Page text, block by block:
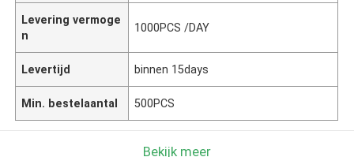
Levering vermoge
n
1000PCS /DAY
Levertijd binnen 15days
Min. bestelaantal 500PCS
Bekijk meer